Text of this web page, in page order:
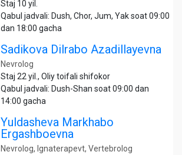
Staj 10 yil.
Qabul jadvali: Dush, Chor, Jum, Yak soat 09:00
dan 18:00 gacha
Sadikova Dilrabo Azadillayevna
Nevrolog
Staj 22 yil., Oliy toifali shifokor
Qabul jadvali: Dush-Shan soat 09:00 dan
14:00 gacha
Yuldasheva Markhabo
Ergashboevna
Nevrolog, Ignaterapevt, Vertebrolog